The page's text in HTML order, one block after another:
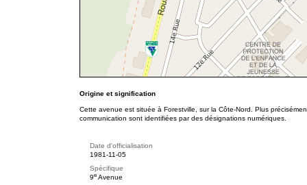
Origine et signification
Cette avenue est située à Forestville, sur la Côte-Nord. Plus
communication sont identifiées par des désignations numériques.
Date d'officialisation
1981-11-05
Spécifique
9e Avenue